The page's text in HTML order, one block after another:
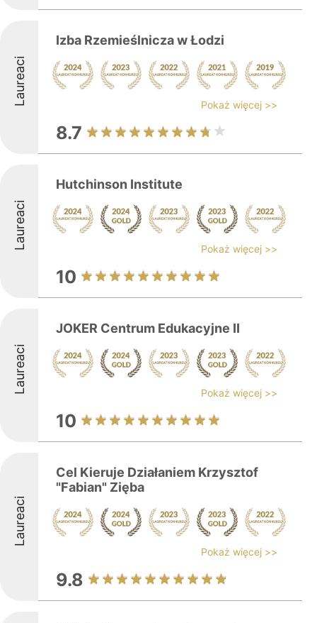
Laureaci
Izba Rzemieślnicza w Łodzi
Pokaż więcej >>
8.7
Laureaci
Hutchinson Institute
Pokaż więcej >>
10
Laureaci
JOKER Centrum Edukacyjne II
Pokaż więcej >>
10
Laureaci
Cel Kieruje Działaniem Krzysztof
"Fabian" Zięba
Pokaż więcej >>
9.8